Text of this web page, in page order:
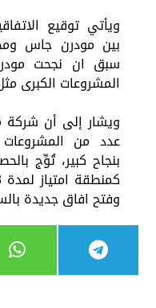
ويأتي توقيع
بين مودرن جاس
سبق ان نجحت
المشروعات الكبرى
ويشار إلى أن
عدد من المشروعات
بنجاح كبير، تُوِّج
وفتح افاق جديدة